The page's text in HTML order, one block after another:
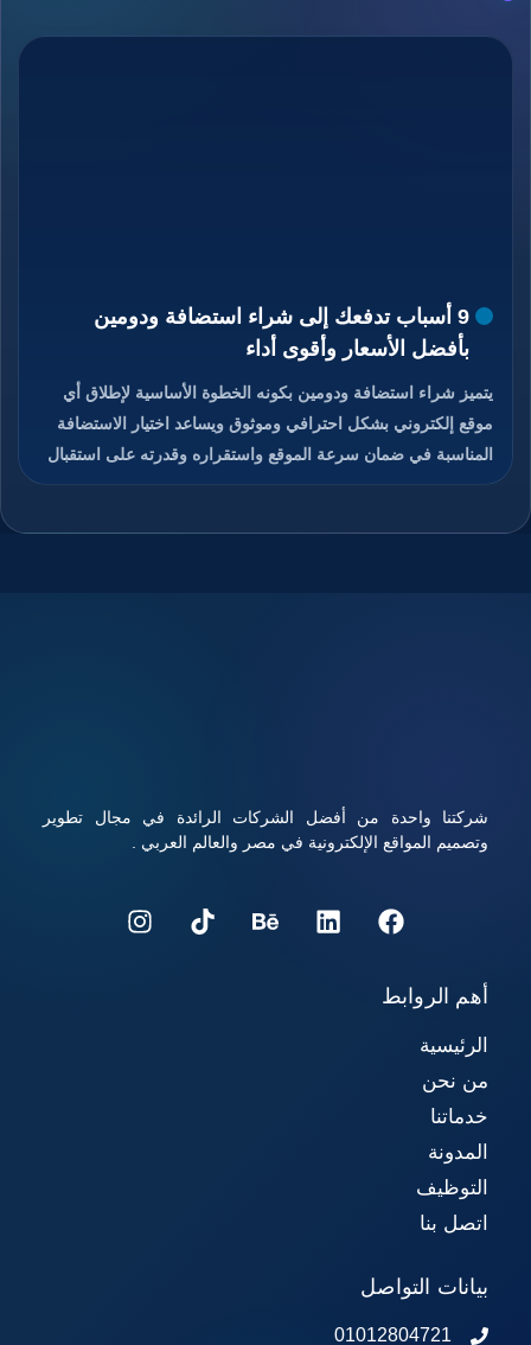
9 أسباب تدفعك إلى شراء استضافة ودومين
بأفضل الأسعار وأقوى أداء
يتميز شراء استضافة ودومين بكونه الخطوة الأساسية لإطلاق أي
موقع إلكتروني بشكل احترافي وموثوق ويساعد اختيار الاستضافة
المناسبة في ضمان سرعة الموقع واستقراره وقدرته على استقبال
الزوار دون انقطاع، كما يمنح الدومين هوية رقمية مميزة تسهل على
شركتنا واحدة من أفضل الشركات الرائدة في مجال تطوير
وتصميم المواقع الإلكترونية في مصر والعالم العربي .
أهم الروابط
الرئيسية
من نحن
خدماتنا
المدونة
التوظيف
اتصل بنا
بيانات التواصل
01012804721